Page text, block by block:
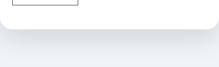
Sosyal